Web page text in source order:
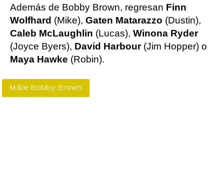
Además de Bobby Brown, regresan Finn
Wolfhard (Mike), Gaten Matarazzo (Dustin),
Caleb McLaughlin (Lucas), Winona Ryder
(Joyce Byers), David Harbour (Jim Hopper) o
Maya Hawke (Robin).
Millie Bobby Brown